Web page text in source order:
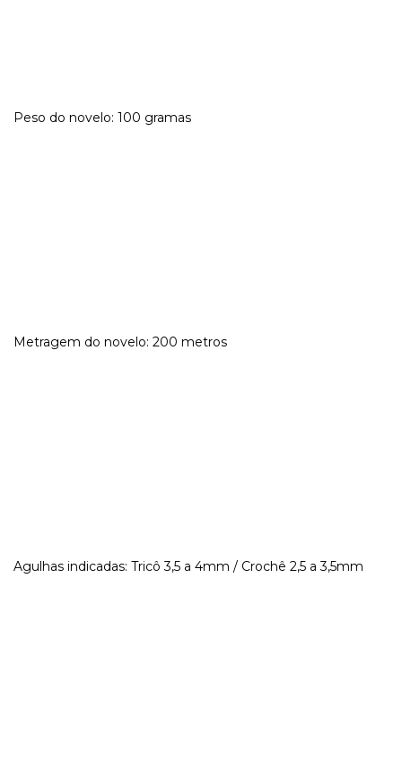
Peso do novelo: 100 gramas
Metragem do novelo: 200 metros
Agulhas indicadas: Tricô 3,5 a 4mm / Crochê 2,5 a 3,5mm